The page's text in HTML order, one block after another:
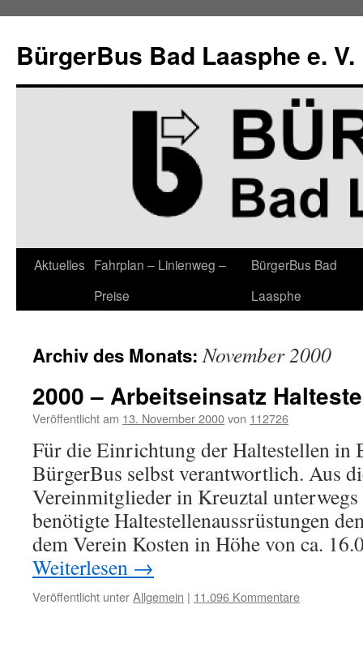
springen
BürgerBus Bad Laasphe e. V.
Aktuelles Fahrplan – Linienweg –
Preise
BürgerBus Bad
Laasphe
Archiv des Monats:November 2000
2000 – Arbeitseinsatz
Veröffentlicht am 13. November 2000von 112726
Für die Einrichtung der Haltestellen in
BürgerBus selbst verantwortlich. Aus
Vereinmitglieder in Kreuztal
benötigte Haltestellenaussrüstungen
dem Verein Kosten in Höhe von ca.
Weiterlesen →
Veröffentlicht unterAllgemein | 11.096 Kommentare